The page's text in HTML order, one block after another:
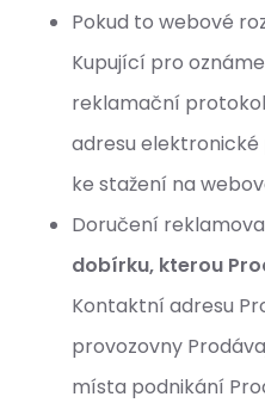
Pokud to webové
Kupující pro
reklamační
adresu elektronické
ke stažení na
Doručení
dobírku, kterou
Kontaktní adresu
provozovny
místa podnikání